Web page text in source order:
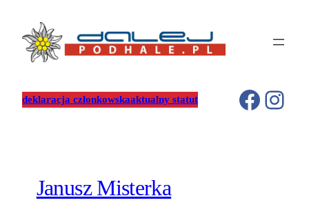
treści
deklaracja członkowskaaktualny statut
Janusz Misterka